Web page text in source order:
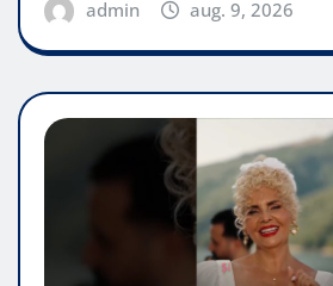
admin aug. 9, 2026